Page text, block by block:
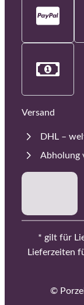
Versand
DHL –
Abholung
* gilt für
Lieferzeiten
©